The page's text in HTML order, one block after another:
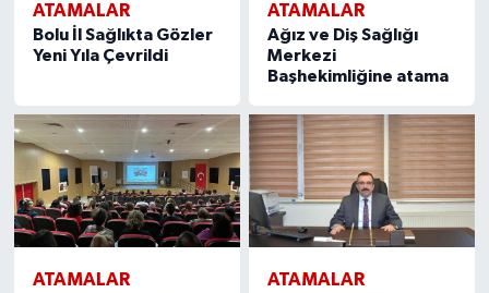
ATAMALAR
Bolu İl Sağlıkta Gözler
Yeni Yıla Çevrildi
ATAMALAR
Ağız ve Diş Sağlığı
Merkezi
Başhekimliğine atama
ATAMALAR ATAMALAR